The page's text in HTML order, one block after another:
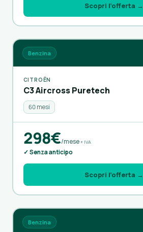
Scopri l’offerta →
Benzina
CITROËN
C3 Aircross Puretech
60 mesi
298€/mese+ IVA
✓ Senza anticipo
Scopri l’offerta →
Benzina